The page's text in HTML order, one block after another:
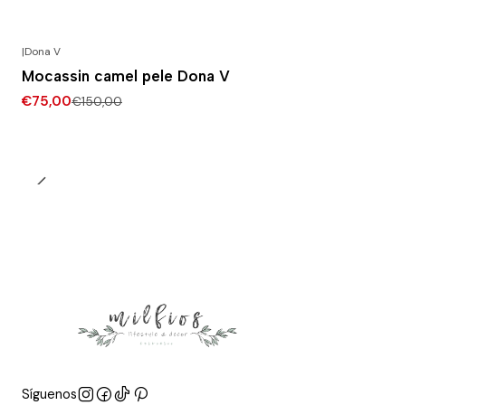
|Dona V
Mocassin camel pele Dona V
€75,00€150,00
Síguenos